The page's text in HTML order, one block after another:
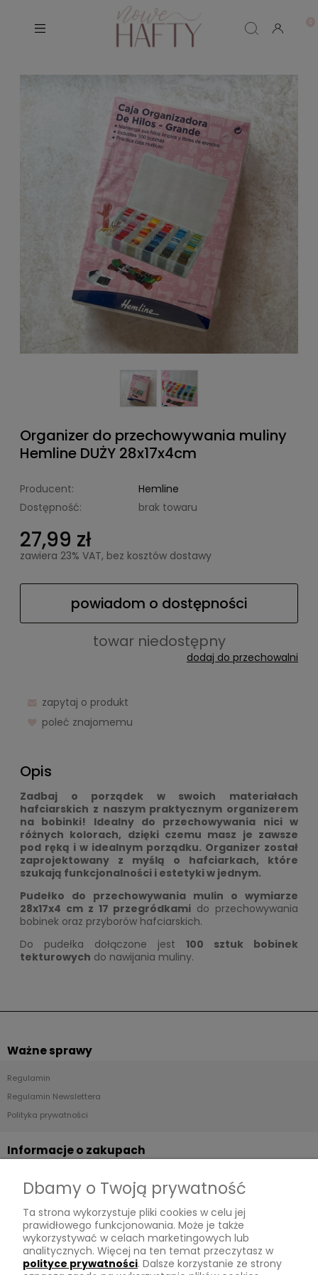
Organizer do przechowywania muliny
Hemline DUŻY 28x17x4cm
Producent:
Hemline
Dostępność:
brak towaru
27,99 zł
zawiera 23% VAT, bez kosztów dostawy
powiadom o dostępności
towar niedostępny
dodaj do przechowalni
zapytaj o produkt
poleć znajomemu
Opis
Zadbaj o porządek w swoich materiałach
hafciarskich z naszym praktycznym organizerem
na bobinki! Idealny do przechowywania nici w
różnych kolorach, dzięki czemu masz je zawsze
pod ręką i w idealnym porządku. Organizer został
zaprojektowany z myślą o hafciarkach, które
szukają funkcjonalności i estetyki w jednym.
Pudełko do przechowywania mulin o wymiarze
28x17x4 cm z 17 przegródkami do przechowywania
bobinek oraz przyborów hafciarskich.
Do pudełka dołączone jest 100 sztuk bobinek
tekturowych do nawijania muliny.
Ważne sprawy
Regulamin
Regulamin Newslettera
Polityka prywatności
Informacje o zakupach
Płatności
Zwroty
Tu mnie znajdziesz
Dbamy o Twoją prywatność
Ta strona wykorzystuje pliki cookies w celu jej
prawidłowego funkcjonowania. Może je także
wykorzystywać w celach marketingowych lub
analitycznych. Więcej na ten temat przeczytasz w
polityce prywatności. Dalsze korzystanie ze strony